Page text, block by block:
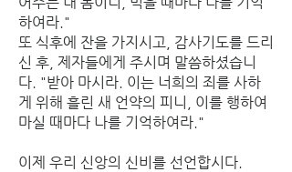
하여라."
또 식후에 잔을 가지시고, 감사기도를 드리
신 후, 제자들에게 주시며 말씀하셨습니
다. "받아 마시라. 이는 너희의 죄를 사하
게 위해 흘린 새 언약의 피니, 이를 행하여
마실 때마다 나를 기억하여라."
이제 우리 신앙의 신비를 선언합시다.